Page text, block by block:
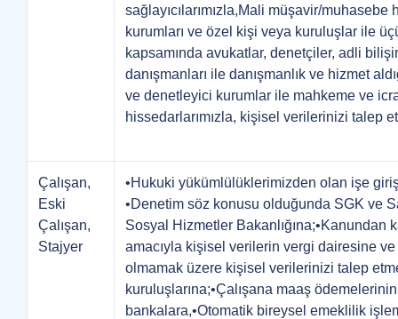
sağlayıcılarımızla,Mali müşavir/
kurumları ve özel kişi veya kuruluşlar ile
kapsamında avukatlar, denetçiler, adli
danışmanları ile danışmanlık ve hizmet
ve denetleyici kurumlar ile mahkeme ve
hissedarlarımızla, kişisel verilerinizi talep
Çalışan,
Eski
Çalışan,
Stajyer
•Hukuki yükümlülüklerimizden olan işe
•Denetim söz konusu olduğunda SGK ve
Sosyal Hizmetler Bakanlığına;•Kanundan
amacıyla kişisel verilerin vergi dairesine ve
olmamak üzere kişisel verilerinizi talep
kuruluşlarına;•Çalışana maaş
bankalara,•Otomatik bireysel emeklilik